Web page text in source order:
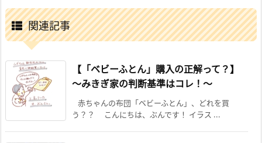
関連記事
【「ベビーふとん」購入の正解って？】
～みきぎ家の判断基準はコレ！～
赤ちゃんの布団「ベビーふとん」、どれを買
う？？ こんにちは、ぶんです！ イラス ...